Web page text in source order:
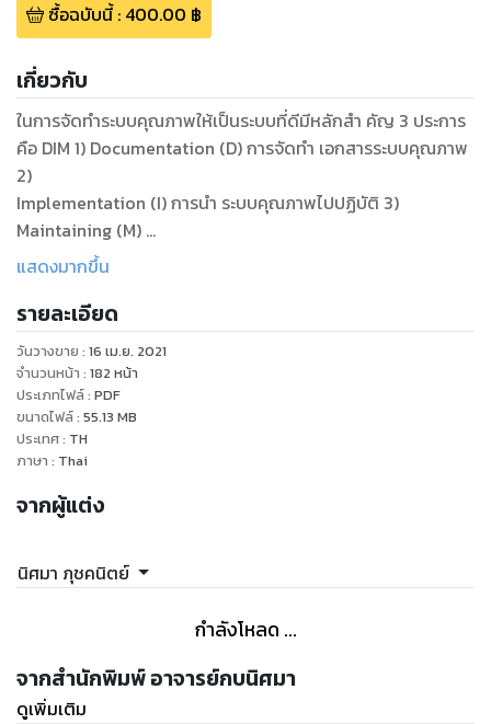
ซื้อฉบับนี้: 400.00 ฿
เกี่ยวกับ
ในการจัดทำระบบคุณภาพให้เป็นระบบที่ดีมีหลักสำ คัญ 3 ประการ
คือ DIM 1) Documentation (D) การจัดทำ เอกสารระบบคุณภาพ
2)
Implementation (I) การนำ ระบบคุณภาพไปปฏิบัติ 3)
Maintaining (M)
การรักษาระบบคุณภาพให้คงอยู่ แต่ DIM จะเกิดขึ้นได้ สิ่งที่สำ คัญ
“บุคลากร” ดังนั้นบุคลากร จะต้องได้รับการอบรมและมีความรู้
ความเข้าใจในระบบคุณภาพเสียก่อนและหลักการง่ายๆ ในการเริ่ม
จัดทำ
เอกสารระบบคุณภาพ คือ “เขียนในสิ่งที่ทำ และทำ ในสิ่งที่เขียน” ถ้า
พบการ
ปฏิบัติใดไม่เหมาะสมก็ให้ปรับปรุงแก้ไขหรือเพิ่มเติมเข้าไปให้
ครบถ้วนตามข้อกำ หนด (requirement) ของระบบคุณภาพนั้นๆ
แสดงมากขึ้น
รายละเอียด
วันวางขาย : 16 เม.ย. 2021
จำนวนหน้า : 182 หน้า
ประเภทไฟล์: PDF
ขนาดไฟล์: 55.13 MB
ประเทศ: TH
ภาษา : Thai
จากผู้แต่ง
นิศมา ภุชคนิตย์
กำลังโหลด ...
จากสำนักพิมพ์ อาจารย์กบนิศมา
ดูเพิ่มเติม